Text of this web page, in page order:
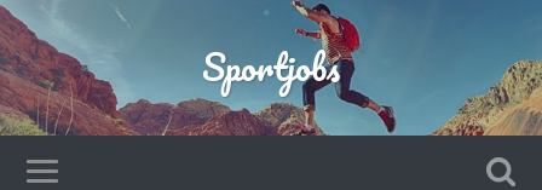
Sportjobs